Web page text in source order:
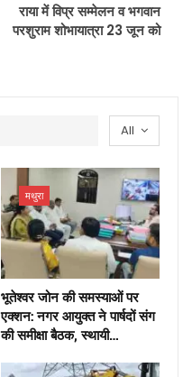
राया में विप्र सम्मेलन व भगवान
परशुराम शोभायात्रा 23 जून को
All
मथुरा
भूतेश्वर जोन की समस्याओं पर
एक्शन: नगर आयुक्त ने पार्षदों संग
की समीक्षा बैठक, स्थायी…